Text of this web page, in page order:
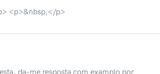
<p>&nbsp;</p>
da-me resposta com examplo por